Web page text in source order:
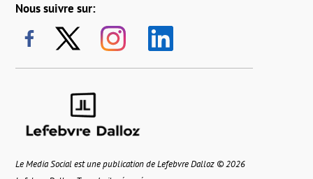
Nous suivre sur:
Le Media Social est une publication de Lefebvre Dalloz © 2026